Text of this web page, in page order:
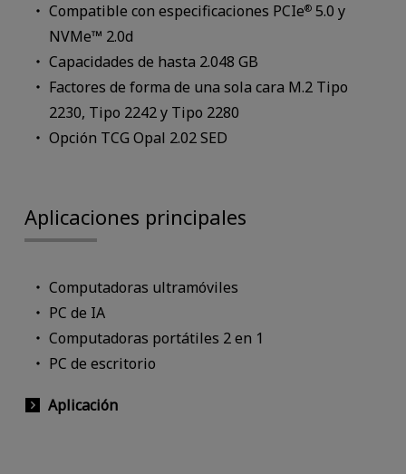
Compatible con especificaciones PCIe® 5.0 y
NVMe™ 2.0d
Capacidades de hasta 2.048 GB
Factores de forma de una sola cara M.2 Tipo
2230, Tipo 2242 y Tipo 2280
Opción TCG Opal 2.02 SED
Aplicaciones principales
Computadoras ultramóviles
PC de IA
Computadoras portátiles 2 en 1
PC de escritorio
Aplicación